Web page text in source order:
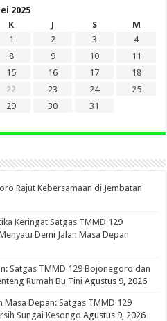
2025
K J S
M
1
2 3
4
8 9 10
11
15 16 17
18
22 23 24
25
29 30
31
Rajut Kebersamaan di Jembatan
Keringat Satgas TMMD 129
Demi Jalan Masa Depan
Satgas TMMD 129 Bojonegoro dan
Rumah Bu Tini Agustus 9, 2026
Depan: Satgas TMMD 129
Sungai Kesongo Agustus 9, 2026